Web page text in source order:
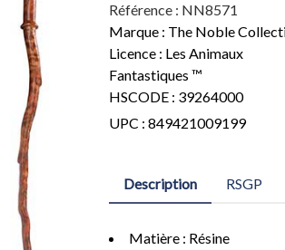
Référence : NN8571
Marque : The Noble
Licence : Les Animaux
Fantastiques ™
HSCODE : 39264000
UPC : 849421009199
Description RSGP
Matière : Résine